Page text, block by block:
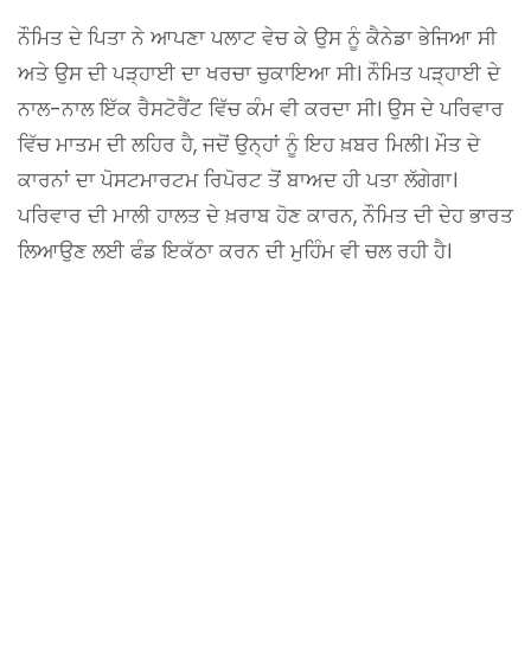
ਨੌਮਿਤ ਦੇ ਪਿਤਾ ਨੇ ਆਪਣਾ ਪਲਾਟ ਵੇਚ ਕੇ ਉਸ ਨੂੰ ਕੈਨੇਡਾ ਭੇਜਿਆ ਸੀ
ਅਤੇ ਉਸ ਦੀ ਪੜ੍ਹਾਈ ਦਾ ਖਰਚਾ ਚੁਕਾਇਆ ਸੀ। ਨੌਮਿਤ ਪੜ੍ਹਾਈ ਦੇ
ਨਾਲ-ਨਾਲ ਇੱਕ ਰੈਸਟੋਰੈਂਟ ਵਿੱਚ ਕੰਮ ਵੀ ਕਰਦਾ ਸੀ। ਉਸ ਦੇ ਪਰਿਵਾਰ
ਵਿੱਚ ਮਾਤਮ ਦੀ ਲਹਿਰ ਹੈ, ਜਦੋਂ ਉਨ੍ਹਾਂ ਨੂੰ ਇਹ ਖ਼ਬਰ ਮਿਲੀ। ਮੌਤ ਦੇ
ਕਾਰਨਾਂ ਦਾ ਪੋਸਟਮਾਰਟਮ ਰਿਪੋਰਟ ਤੋਂ ਬਾਅਦ ਹੀ ਪਤਾ ਲੱਗੇਗਾ।
ਪਰਿਵਾਰ ਦੀ ਮਾਲੀ ਹਾਲਤ ਦੇ ਖ਼ਰਾਬ ਹੋਣ ਕਾਰਨ, ਨੌਮਿਤ ਦੀ ਦੇਹ ਭਾਰਤ
ਲਿਆਉਣ ਲਈ ਫੰਡ ਇਕੱਠਾ ਕਰਨ ਦੀ ਮੁਹਿੰਮ ਵੀ ਚਲ ਰਹੀ ਹੈ।